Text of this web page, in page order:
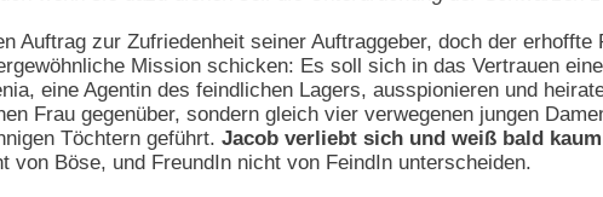
Auftrag zur Zufriedenheit seiner Auftraggeber, doch der
Mission schicken: Es soll sich in das Vertrauen
eine Agentin des feindlichen Lagers, ausspionieren und
Frau gegenüber, sondern gleich vier verwegenen jungen
Töchtern geführt. Jacob verliebt sich und weiß bald
von Böse, und FreundIn nicht von FeindIn unterscheiden.